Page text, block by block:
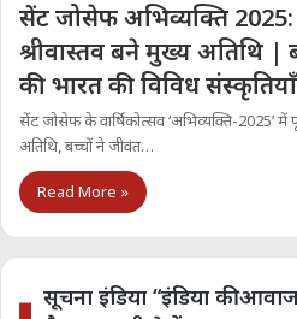
सेंट जोसेफ अभिव्यक्ति 2025:
श्रीवास्तव बने मुख्य अतिथि |
की भारत की विविध संस्कृतियाँ
सेंट जोसेफ के वार्षिकोत्सव ‘अभिव्यक्ति-2025’ में
अतिथि, बच्चों ने जीवंत…
Read More »
सूचना इंडिया “इंडिया की